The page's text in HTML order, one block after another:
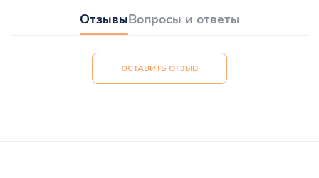
ОтзывыВопросы и ответы
ОСТАВИТЬ ОТЗЫВ